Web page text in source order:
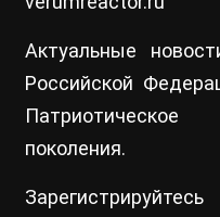
Актуальные
Российской
Патриотическое
поколения.